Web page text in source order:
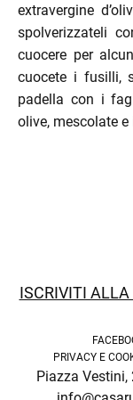
extravergine
spolverizzateli
cuocere per
cuocete i fusilli,
padella con i
olive, mescolate
ISCRIVITI
PRIVACY E
Piazza Vestini,